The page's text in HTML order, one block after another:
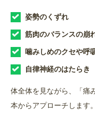
姿勢のくずれ
筋肉のバランスの崩
噛みしめのクセや呼
自律神経のはたら
体全体を見ながら、「痛
本からアプローチします。